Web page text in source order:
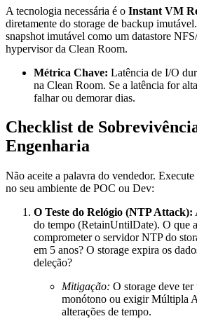
A tecnologia necessária é o Instant VM
diretamente do storage de backup
snapshot imutável como um datastore
hypervisor da Clean Room.
Métrica Chave: Latência de I/O
na Clean Room. Se a latência for
falhar ou demorar dias.
Checklist de
Engenharia
Não aceite a palavra do vendedor. Execute
no seu ambiente de POC ou Dev:
O Teste do Relógio (NTP Attack):
do tempo (RetainUntilDate). O que
comprometer o servidor NTP do
em 5 anos? O storage expira os
deleção?
Mitigação: O storage deve
monótono ou exigir Múltipla
alterações de tempo.